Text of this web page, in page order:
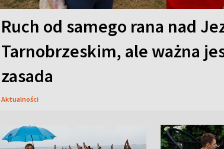
Ruch od samego rana nad
Tarnobrzeskim, ale ważna
zasada
Aktualności